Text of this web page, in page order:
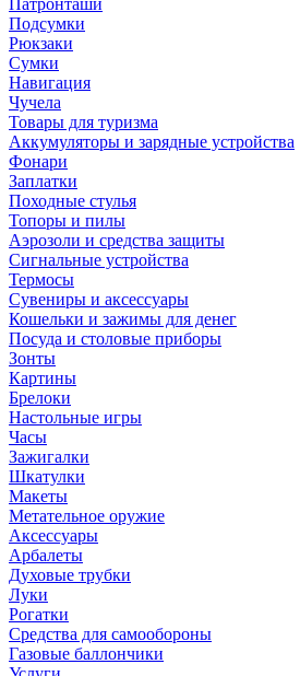
Патронташи
Подсумки
Рюкзаки
Сумки
Навигация
Чучела
Товары для туризма
Аккумуляторы и зарядные устройства
Фонари
Заплатки
Походные стулья
Топоры и пилы
Аэрозоли и средства защиты
Сигнальные устройства
Термосы
Сувениры и аксессуары
Кошельки и зажимы для денег
Посуда и столовые приборы
Зонты
Картины
Брелоки
Настольные игры
Часы
Зажигалки
Шкатулки
Макеты
Метательное оружие
Аксессуары
Арбалеты
Духовые трубки
Луки
Рогатки
Средства для самообороны
Газовые баллончики